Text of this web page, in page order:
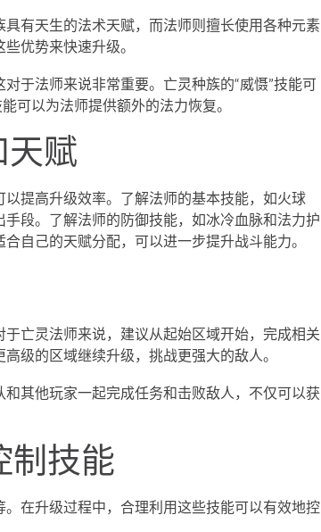
有天生的法术天赋，而法师则擅长使用各种元素
优势来快速升级。
于法师来说非常重要。亡灵种族的“威慑”技能可
可以为法师提供额外的法力恢复。
天赋
提高升级效率。了解法师的基本技能，如火球
段。了解法师的防御技能，如冰冷血脉和法力护
自己的天赋分配，可以进一步提升战斗能力。
亡灵法师来说，建议从起始区域开始，完成相关
级的区域继续升级，挑战更强大的敌人。
其他玩家一起完成任务和击败敌人，不仅可以获
制技能
在升级过程中，合理利用这些技能可以有效地控